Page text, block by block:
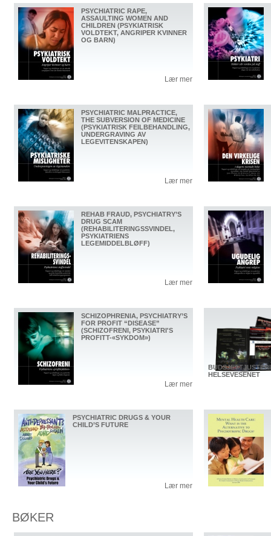
PSYCHIATRIC RAPE,
ASSAULTING WOMEN AND
CHILDREN (PSYKIATRISK
VOLDTEKT, ANGRIPER KVINNER
OG BARN)
Lær mer
PSYCHIATRIC MALPRACTICE,
THE SUBVERSION OF MEDICINE
(PSYKIATRISK FEILBEHANDLING,
UNDERGRAVING AV
LEGEVITENSKAPEN)
Lær mer
REHAB FRAUD, PSYCHIATRY’S
DRUG SCAM
(REHABILITERINGSSVINDEL,
PSYKIATRIENS
LEGEMIDDELBLØFF)
Lær mer
SCHIZOPHRENIA, PSYCHIATRY’S
FOR PROFIT “DISEASE”
(SCHIZOFRENI, PSYKIATRI'S
PROFITT-«SYKDOM»)
Lær mer
HELSEVESENET
PSYCHIATRIC DRUGS & YOUR
CHILD’S FUTURE
Lær mer
BØKER